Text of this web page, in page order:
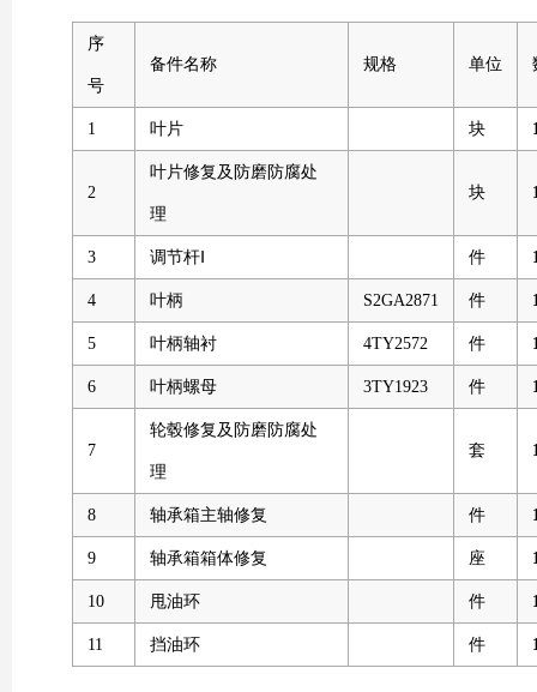
序
号
备件名称 规格 单位
1 叶片 块
2
叶片修复及防磨防腐处
理
块
3 调节杆Ⅰ 件
4 叶柄 S2GA2871 件
5 叶柄轴衬 4TY2572 件
6 叶柄螺母 3TY1923 件
7
轮毂修复及防磨防腐处
理
套
8 轴承箱主轴修复 件
9 轴承箱箱体修复 座
10 甩油环 件
11 挡油环 件